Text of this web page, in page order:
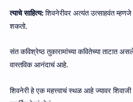
त्याचे साहित्य:शिवनेरीवर अत्यंत उत्साहवंत
शकतो.
संत कविश्रेष्ठ तुकारामांच्या कवितेच्या ताटात
वास्तविक आनंदाचं आहे.
शिवनेरी हे एक महत्त्वाचं स्थळ आहे ज्यावर